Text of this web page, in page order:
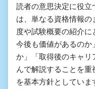
読者の意思決定に役立
は、単なる資格情報の
度や試験概要の紹介
今後も価値があるの
か」「取得後のキャリ
んで解説することを
を基本方針としてい